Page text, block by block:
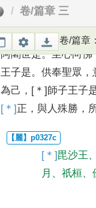
卷/篇章 三
卷/篇章：
「 我弟子中第一優婆
光明王是。建立善本
阿闍世是。至心向佛
王子是。 供奉聖眾 ，
為己 ， [＊]師子王子
[＊]正 ， 與人殊勝 ，
[＊]毘沙王、
月 、 祇桓、